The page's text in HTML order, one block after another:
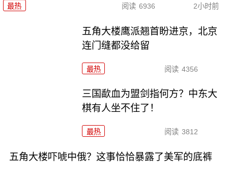
最热 阅读 6936 2小时前
五角大楼鹰派翘首盼进京，北京
连门缝都没给留
最热 阅读 4356
三国歃血为盟剑指何方？中东大
棋有人坐不住了！
最热 阅读 3812
五角大楼吓唬中俄？这事恰恰暴露了美军的底裤